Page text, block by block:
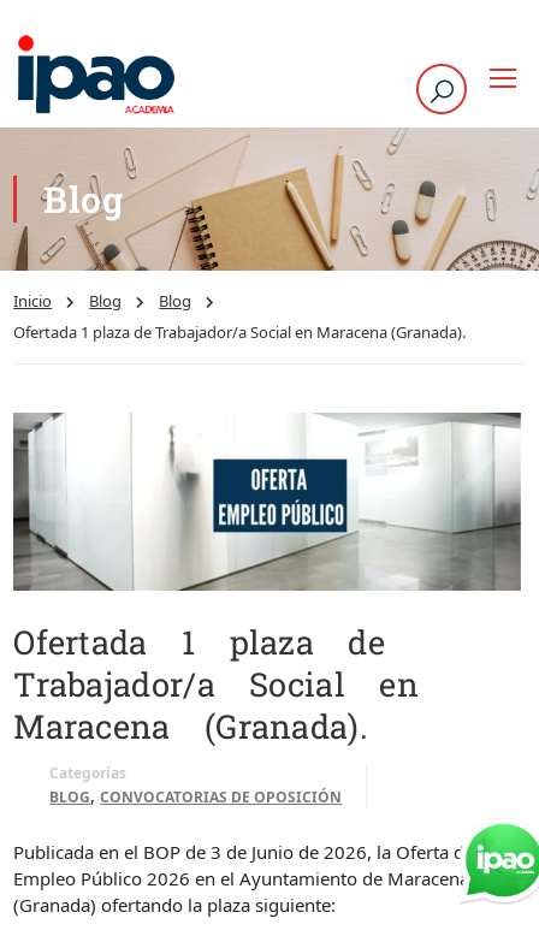
Blog
Inicio Blog
Blog
Ofertada 1 plaza de Trabajador/a Social en Maracena (Granada).
Ofertada 1 plaza de
Trabajador/a Social en
Maracena (Granada).
Categorías
BLOG,CONVOCATORIAS DE OPOSICIÓN
Publicada en el BOP de 3 de Junio de 2026, la Oferta de
Empleo Público 2026 en el Ayuntamiento de Maracena
(Granada) ofertando la plaza siguiente: